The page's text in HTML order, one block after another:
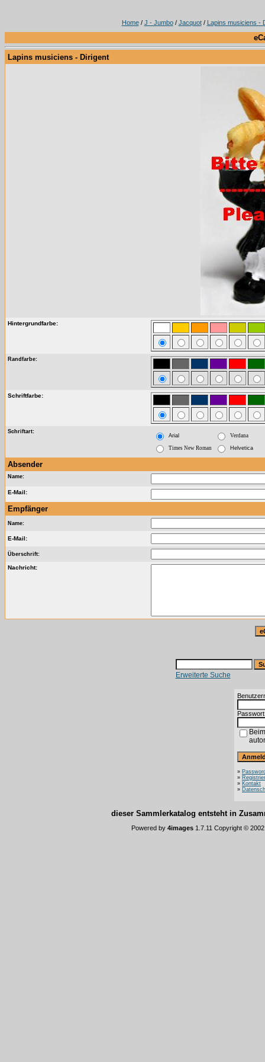
Home/ J - Jumbo/ Jacquot/ Lapins musiciens -
Lapins musiciens - Dirigent
Hintergrundfarbe:
Randfarbe:
Schriftfarbe:
Schriftart:
Arial Verdana
Times New Roman Helvetica
Absender
Name:
E-Mail:
Empfänger
Name:
E-Mail:
Überschrift:
Nachricht:
Erweiterte Suche
»
»
» Kontakt
»
dieser Sammlerkatalog entsteht in
Powered by 4images 1.7.11 Copyright ©